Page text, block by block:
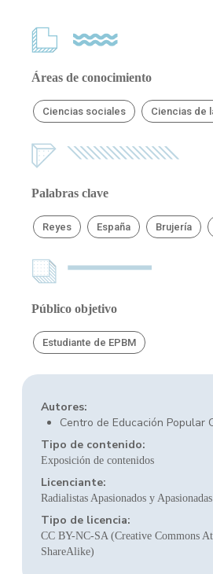
Áreas de conocimiento
Ciencias sociales Ciencias de
Palabras clave
Reyes España Brujería
Público objetivo
Estudiante de EPBM
Autores:
Centro de Educación Popular
Tipo de contenido:
Exposición de contenidos
Licenciante:
Radialistas Apasionados y Apasionadas
Tipo de licencia:
CC BY-NC-SA (Creative Commons
ShareAlike)